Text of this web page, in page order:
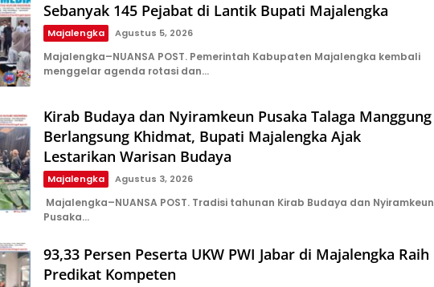
Sebanyak 145 Pejabat di Lantik Bupati Majalengka
Majalengka Agustus 5, 2026
Majalengka–NUANSA POST. Pemerintah Kabupaten Majalengka kembali
menggelar agenda rotasi dan…
Kirab Budaya dan Nyiramkeun Pusaka Talaga Manggung
Berlangsung Khidmat, Bupati Majalengka Ajak
Lestarikan Warisan Budaya
Majalengka Agustus 3, 2026
‎ ‎Majalengka–NUANSA POST. Tradisi tahunan Kirab Budaya dan Nyiramkeun
Pusaka…
93,33 Persen Peserta UKW PWI Jabar di Majalengka Raih
Predikat Kompeten‎‎